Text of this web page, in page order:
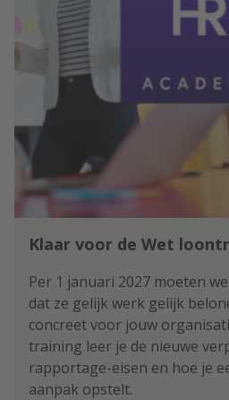
Klaar voor de Wet
Per 1 januari 2027 moeten
dat ze gelijk werk gelijk
concreet voor jouw
training leer je de nieuwe
rapportage-eisen en hoe je
aanpak opstelt.